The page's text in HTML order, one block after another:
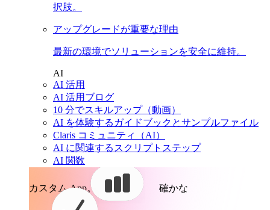
択肢。
アップグレードが重要な理由
最新の環境でソリューションを安全に維持。
AI
AI 活用
AI 活用ブログ
10 分でスキルアップ（動画）
AI を体験するガイドブックとサンプルファイル
Claris コミュニティ（AI）
AI に関連するスクリプトステップ
AI 関数
カスタム App。 確かな